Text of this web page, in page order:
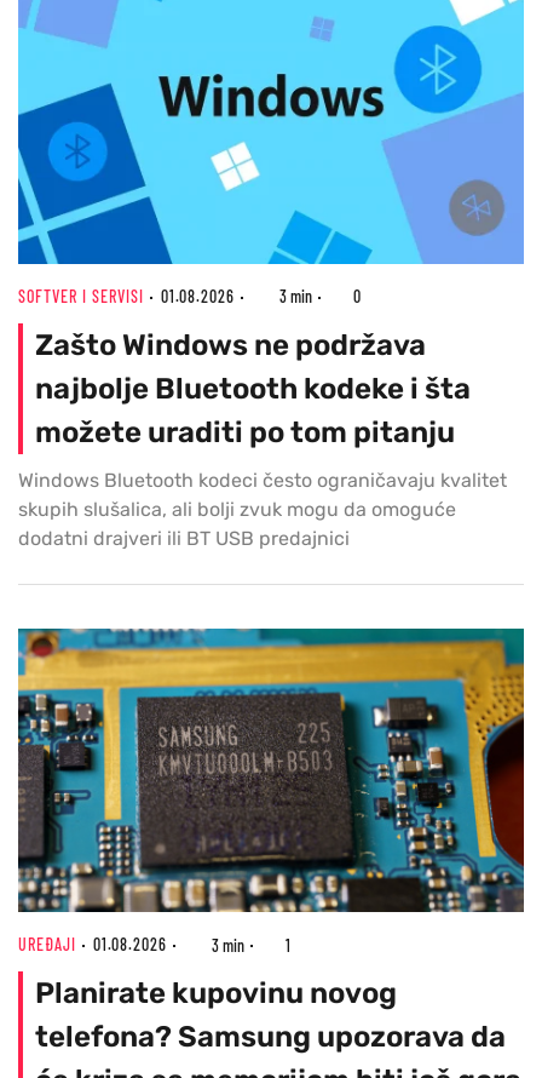
SOFTVER I SERVISI 01.08.2026 3 min 0
Zašto Windows ne podržava
najbolje Bluetooth kodeke i šta
možete uraditi po tom pitanju
Windows Bluetooth kodeci često ograničavaju kvalitet
skupih slušalica, ali bolji zvuk mogu da omoguće
dodatni drajveri ili BT USB predajnici
UREĐAJI 01.08.2026 3 min 1
Planirate kupovinu novog
telefona? Samsung upozorava da